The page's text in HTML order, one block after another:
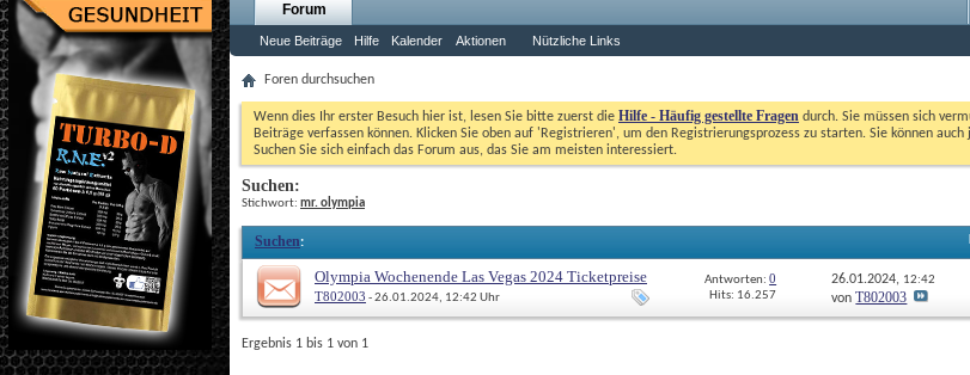
Forum
Neue Beiträge Hilfe Kalender Aktionen Nützliche Links
Foren durchsuchen
Wenn dies Ihr erster Besuch hier ist, lesen Sie bitte zuerst die Hilfe - Häufig gestellte Fragen durch. Sie müssen sich
Beiträge verfassen können. Klicken Sie oben auf 'Registrieren', um den Registrierungsprozess zu starten. Sie können
Suchen Sie sich einfach das Forum aus, das Sie am meisten interessiert.
Suchen:
Stichwort: mr. olympia
Suchen:
Olympia Wochenende Las Vegas 2024 Ticketpreise
T802003 - 26.01.2024, 12:42 Uhr
Antworten: 0
Hits: 16.257
26.01.2024, 12:42
vonT802003
Ergebnis 1 bis 1 von 1